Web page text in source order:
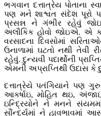
ભગવાન દત્તાત્રેય પોતાના
પણ મને શાશ્વત સંદેશ પૂરો
પ્રસન્ન ને ગંભીર રહેવું
અલૌકિક હોવો જોઇએ. એ
વરસાદના દિવસોમાં
ઉનાળામાં ઘટતો નથી તેવી
રહેવું. દુન્યવી પદાર્થોની
એમની અપ્રાપ્તિથી ઉદાસ કે
દત્તાત્રેયે પતંગિયાને પણ
આકર્ષાઇ, મોહિત થઇ,
ઇન્દ્રિયોને ને મનને સંયમમાં
સૌંન્દર્યમાં ને હાવભાવમાં